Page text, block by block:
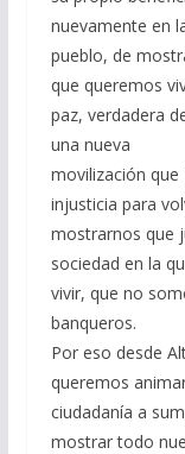
nuevamente en
pueblo, de
que queremos
paz, verdadera
una nueva
movilización que
injusticia para
mostrarnos que
sociedad en la
vivir, que no
banqueros.
Por eso desde
queremos
ciudadanía a
mostrar todo